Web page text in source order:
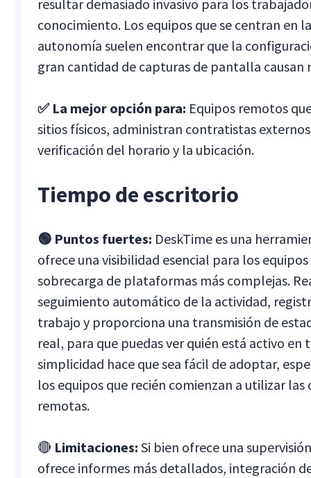
resultar demasiado invasivo para los
conocimiento. Los equipos que se centran en
autonomía suelen encontrar que la
gran cantidad de capturas de pantalla causan
✅ La mejor opción para: Equipos remotos
sitios físicos, administran contratistas
verificación del horario y la ubicación.
Tiempo de escritorio
🟢 Puntos fuertes: DeskTime es una
ofrece una visibilidad esencial para los
sobrecarga de plataformas más complejas.
seguimiento automático de la actividad,
trabajo y proporciona una transmisión de
real, para que puedas ver quién está activo en
simplicidad hace que sea fácil de adoptar,
los equipos que recién comienzan a utilizar las
remotas.
🔴 Limitaciones: Si bien ofrece una
ofrece informes más detallados, integración